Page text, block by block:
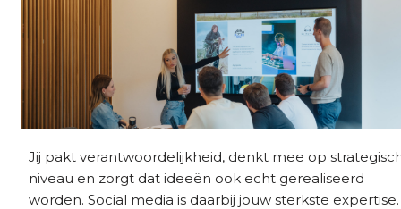
Jij pakt verantwoordelijkheid, denkt mee op
niveau en zorgt dat ideeën ook echt gerealiseerd
worden. Social media is daarbij jouw sterkste expertise.